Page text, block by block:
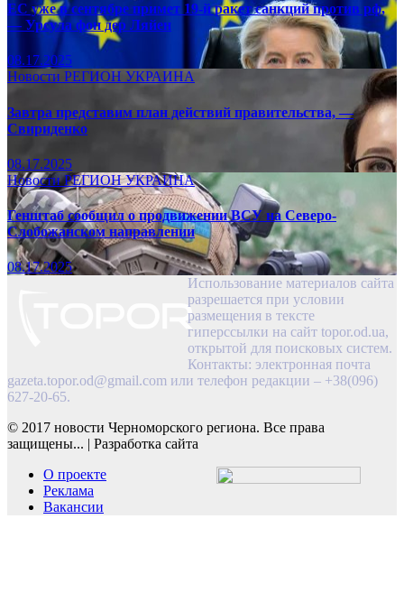
ЕС уже в сентябре примет 19-й ракет санкций против рф,
— Урсула фон дер Ляйен
08.17.2025
Новости РЕГИОН УКРАИНА
Завтра представим план действий правительства, —
Свириденко
08.17.2025
НовостиРЕГИОНУКРАИНА
Генштаб сообщил о продвижении ВСУ на Северо-
Слобожанском направлении
08.17.2025
Использование материалов сайта
разрешается при условии
размещения в тексте
гиперссылки на сайт topor.od.ua,
открытой для поисковых систем.
Контакты: электронная почта
gazeta.topor.od@gmail.com или телефон редакции – +38(096)
627-20-65.
© 2017 новости Черноморского региона. Все права
защищены...
Разработка сайта
О проекте
Реклама
Вакансии